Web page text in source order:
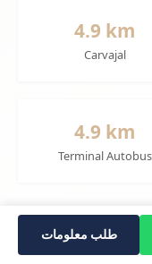
4.9 km
Carvajal
4.9 km
Terminal Autobus
ملخص
طلب معلومات